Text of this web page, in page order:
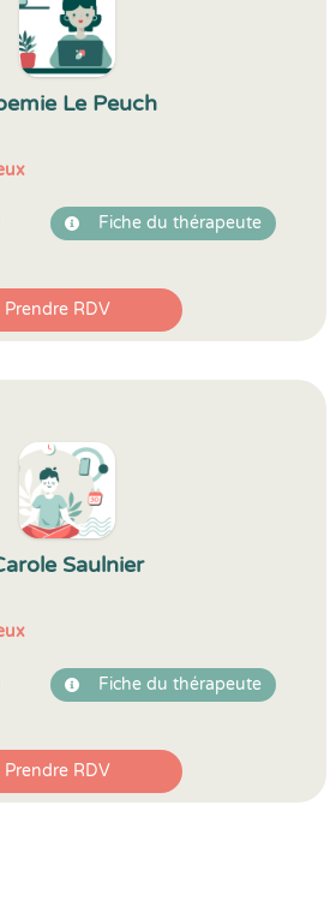
Le Peuch
Fiche du thérapeute
Prendre RDV
Saulnier
Fiche du thérapeute
Prendre RDV